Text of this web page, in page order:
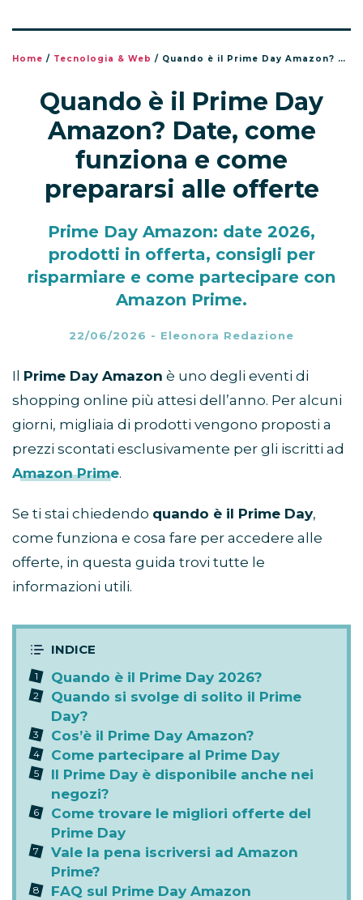
Home / Tecnologia & Web / Quando è il Prime Day Amazon? Date, come funziona e come prepararsi alle offerte
Quando è il Prime Day
Amazon? Date, come
funziona e come
prepararsi alle offerte
Prime Day Amazon: date 2026,
prodotti in offerta, consigli per
risparmiare e come partecipare con
Amazon Prime.
22/06/2026 - Eleonora Redazione
Il Prime Day Amazon è uno degli eventi di
shopping online più attesi dell’anno. Per alcuni
giorni, migliaia di prodotti vengono proposti a
prezzi scontati esclusivamente per gli iscritti ad
Amazon Prime.
Se ti stai chiedendo quando è il Prime Day,
come funziona e cosa fare per accedere alle
offerte, in questa guida trovi tutte le
informazioni utili.
Quando è il Prime Day 2026?
Quando si svolge di solito il Prime
Day?
Cos’è il Prime Day Amazon?
Come partecipare al Prime Day
Il Prime Day è disponibile anche nei
negozi?
Come trovare le migliori offerte del
Prime Day
Vale la pena iscriversi ad Amazon
Prime?
FAQ sul Prime Day Amazon